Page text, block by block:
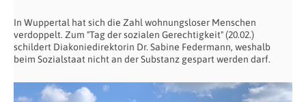
In Wuppertal hat sich die Zahl wohnungsloser Menschen
verdoppelt. Zum "Tag der sozialen Gerechtigkeit" (20.02.)
schildert Diakoniedirektorin Dr. Sabine Federmann, weshalb
beim Sozialstaat nicht an der Substanz gespart werden darf.